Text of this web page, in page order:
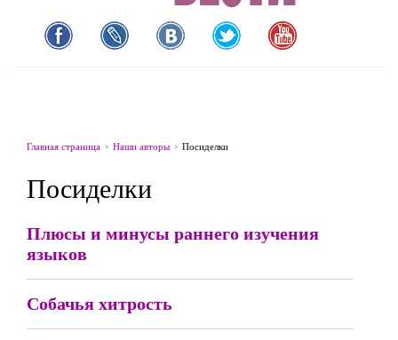
Главная страница Наши авторы Посиделки
Посиделки
Плюсы и минусы раннего изучения
языков
Собачья хитрость